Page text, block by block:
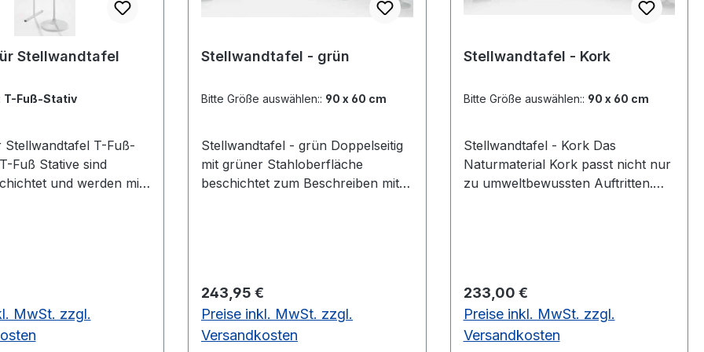
Stellwandtafel
T-Fuß-Stativ
T-Fuß-
Fuß Stative sind
und werden mit
einer Tafelgröße
cm empfehlen wir
Tellerfuß. Durch
MwSt. zzgl.
Stellwandtafel - grün
Bitte Größe auswählen:: 90 x 60 cm
Stellwandtafel - grün Doppelseitig
mit grüner Stahloberfläche
beschichtet zum Beschreiben mit
Stahlemailleoberfläche,
verschiedene Größen >>Sperriges
Gut<<
Regulärer Preis:
243,95 €
Preise inkl. MwSt. zzgl.
Versandkosten
Stellwandtafel - Kork
Bitte Größe auswählen:: 90 x 60 cm
Stellwandtafel - Kork Das
Naturmaterial Kork passt nicht nur
zu umweltbewussten Auftritten.
Tafeln und Stative müssen
getrennt bestellt werdenTafel mit
doppelseitiger Korkoberfläche,
Regulärer Preis:
233,00 €
Preise inkl. MwSt. zzgl.
Versandkosten